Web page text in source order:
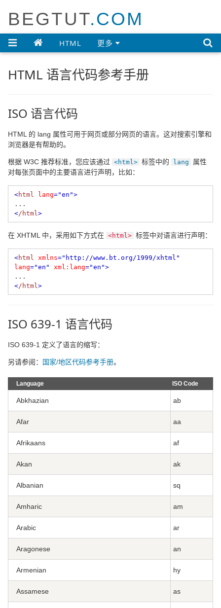
BEGTUT.COM
HTML 更多 
HTML 语言代码参考手册
ISO 语言代码
HTML 的 lang 属性可用于网页或部分网页的语言。这对搜索引擎和
浏览器是有帮助的。
根据 W3C 推荐标准，您应该通过 <html> 标签中的 lang
属性
对每张页面中的主要语言进行声明，比如：
<html lang="en">
...
</html>
在 XHTML 中，采用如下方式在 <html> 标签中对语言进行声明：
<html xmlns="http://www.bt.org/1999/xhtml"
lang="en" xml:lang="en">
...
</html>
ISO 639-1 语言代码
ISO 639-1 定义了语言的缩写：
另请参阅： 国家/地区代码参考手册。
Language ISO Code
Abkhazian ab
Afar aa
Afrikaans af
Akan ak
Albanian sq
Amharic am
Arabic ar
Aragonese an
Armenian hy
Assamese as